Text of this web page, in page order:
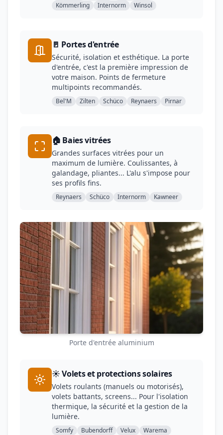
Kömmerling
Internorm Winsol
🚪 Portes d'entrée
Sécurité, isolation et esthétique. La porte
d'entrée, c'est la première impression de
votre maison. Points de fermeture
multipoints recommandés.
Bel'M Zilten Schüco Reynaers Pirnar
🏠 Baies vitrées
Grandes surfaces vitrées pour un
maximum de lumière. Coulissantes, à
galandage, pliantes... L'alu s'impose pour
ses profils fins.
Reynaers Schüco Internorm Kawneer
Porte d'entrée aluminium
☀️ Volets et protections solaires
Volets roulants (manuels ou motorisés),
volets battants, screens... Pour l'isolation
thermique, la sécurité et la gestion de la
lumière.
Somfy Bubendorff Velux
Warema